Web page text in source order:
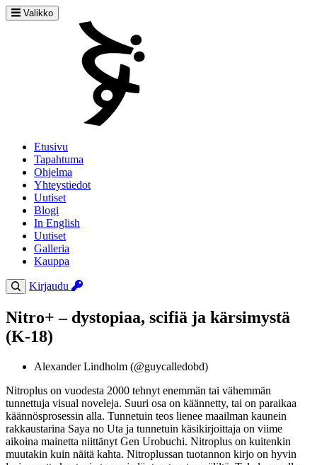
Valikko
Etusivu
Tapahtuma
Ohjelma
Yhteystiedot
Uutiset
Blogi
In English
Uutiset
Galleria
Kauppa
Kirjaudu
Nitro+ – dystopiaa, scifiä ja kärsimystä
(K-18)
Alexander Lindholm (@guycalledobd)
Nitroplus on vuodesta 2000 tehnyt enemmän tai vähemmän
tunnettuja visual noveleja. Suuri osa on käännetty, tai on paraikaa
käännösprosessin alla. Tunnetuin teos lienee maailman kaunein
rakkaustarina Saya no Uta ja tunnetuin käsikirjoittaja on viime
aikoina mainetta niittänyt Gen Urobuchi. Nitroplus on kuitenkin
muutakin kuin näitä kahta. Nitroplussan tuotannon kirjo on hyvin